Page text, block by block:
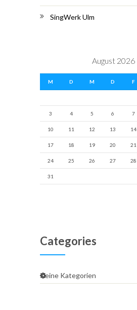
SingWerk Ulm
August 2026
M D M D F
3 4 5 6 7
10 11 12 13 14
17 18 19 20 21
24 25 26 27 28
31
Categories
Keine Kategorien